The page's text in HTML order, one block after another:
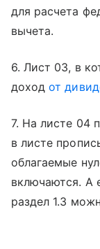
для расчета
вычета.
6. Лист 03, в
доходот
7. На листе 04
в листе
облагаемые
включаются. А
раздел 1.3